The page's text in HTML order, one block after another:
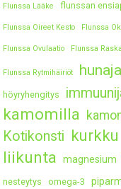
Flunssa Lääke flunssan
Flunssa Oireet Kesto Flunssa
Flunssa Ovulaatio Flunssa
Flunssa Rytmihäiriöt hunaja
höyryhengitys
kamomilla
Kotikonsti kurkku
liikunta magnesium
nesteytys omega-3